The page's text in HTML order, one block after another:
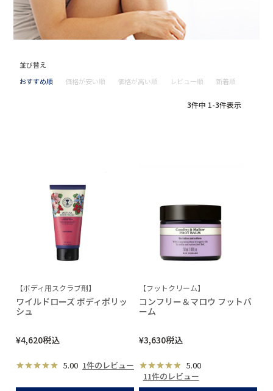
並び替え
おすすめ順
価格が安い順 価格が高い順 レビュー順 新着順
3件中 1-3件表示
【ボディ用スクラブ剤】
ワイルドローズ ボディポリッ
シュ
¥4,620税込
5.00 1件のレビュー
【フットクリーム】
コンフリー＆マロウ フットバ
ーム
¥3,630税込
5.00
11件のレビュー